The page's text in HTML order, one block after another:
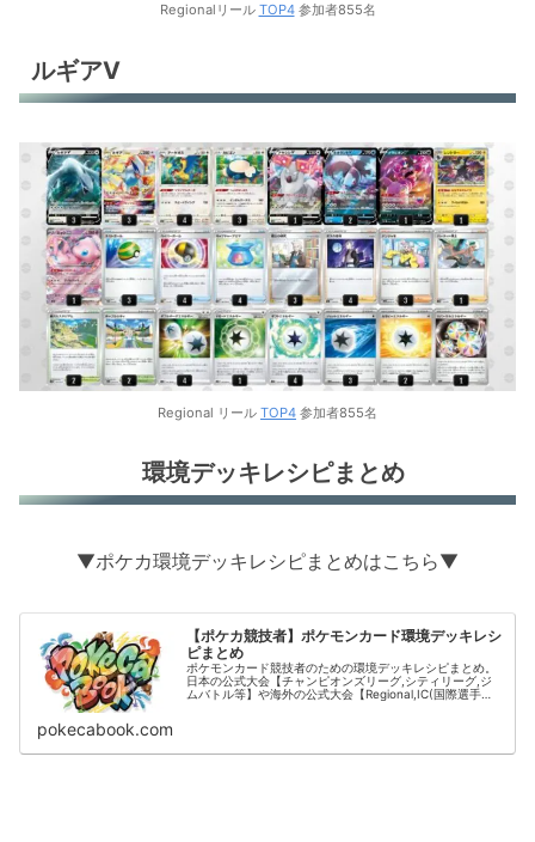
Regionalリール TOP4参加者855名
ルギアV
Regional リール TOP4 参加者855名
環境デッキレシピまとめ
▼ポケカ環境デッキレシピまとめはこちら▼
【ポケカ競技者】ポケモンカード環境デッキレシ
ピまとめ
ポケモンカード競技者のための環境デッキレシピまとめ。
日本の公式大会【チャンピオンズリーグ,シティリーグ,ジ
ムバトル等】や海外の公式大会【Regional,IC(国際選手
pokecabook.com